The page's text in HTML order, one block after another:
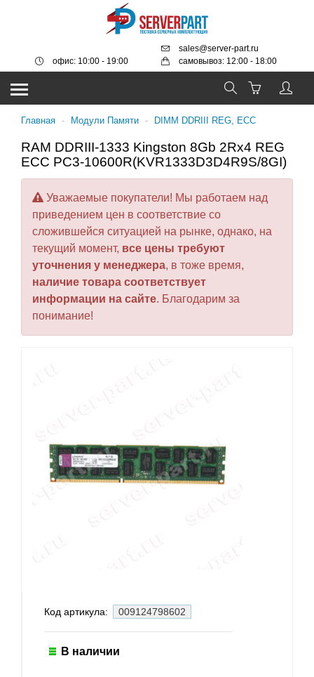
sales@server-part.ru
самовывоз: 12:00 - 18:00
офис: 10:00 - 19:00
Главная - Модули Памяти - DIMM DDRIII REG, ECC
RAM DDRIII-1333 Kingston 8Gb 2Rx4 REG
ECC PC3-10600R(KVR1333D3D4R9S/8GI)
Уважаемые покупатели! Мы работаем над
приведением цен в соответствие со
сложившейся ситуацией на рынке, однако, на
текущий момент, все цены требуют
уточнения у менеджера, в тоже время,
наличие товара соответствует
информации на сайте. Благодарим за
понимание!
Код артикула: 009124798602
В наличии